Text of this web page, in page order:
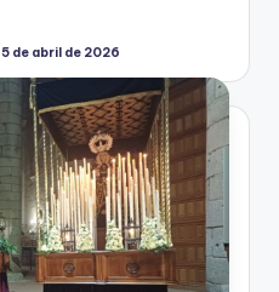
5 de abril de 2026